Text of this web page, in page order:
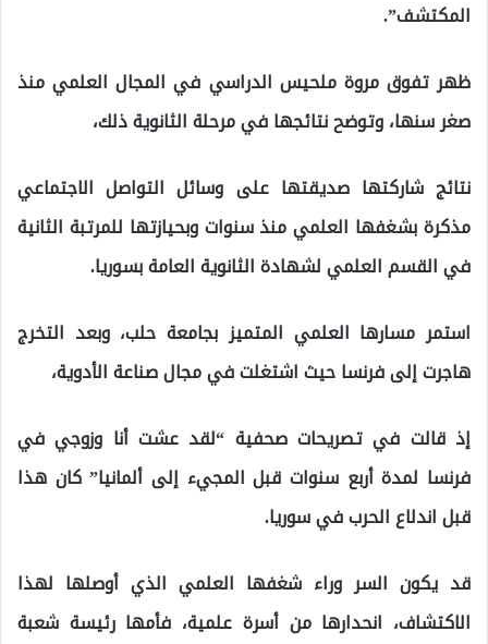
المكتشف”.
ظهر تفوق مروة ملحيس الدراسي في المجال العلمي منذ
صغر سنها، وتوضح نتائجها في مرحلة الثانوية ذلك،
نتائج شاركتها صديقتها على وسائل التواصل الاجتماعي
مذكرة بشغفها العلمي منذ سنوات وبحيازتها للمرتبة الثانية
في القسم العلمي لشهادة الثانوية العامة بسوريا.
استمر مسارها العلمي المتميز بجامعة حلب، وبعد التخرج
هاجرت إلى فرنسا حيث اشتغلت في مجال صناعة الأدوية،
إذ قالت في تصريحات صحفية “لقد عشت أنا وزوجي في
فرنسا لمدة أربع سنوات قبل المجيء إلى ألمانيا” كان هذا
قبل اندلاع الحرب في سوريا.
قد يكون السر وراء شغفها العلمي الذي أوصلها لهذا
الاكتشاف، انحدارها من أسرة علمية، فأمها رئيسة شعبة